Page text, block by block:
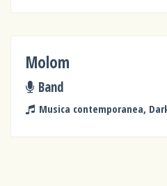
Molom
Band
Musica contemporanea,